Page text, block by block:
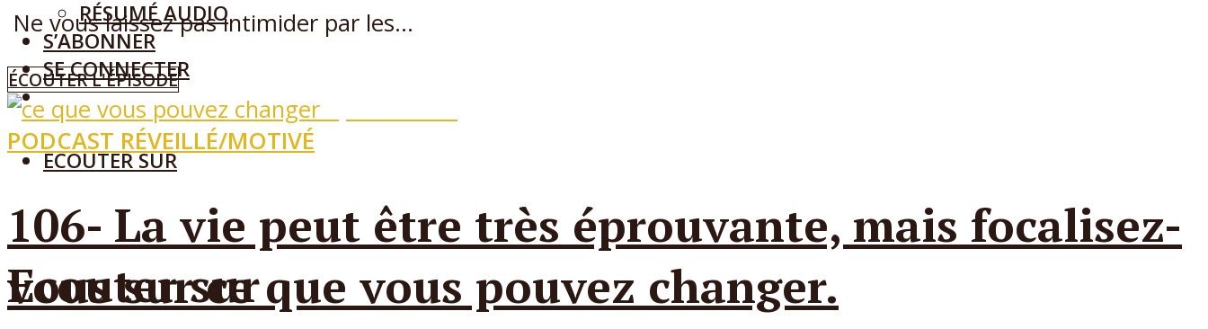
RÉSUMÉ AUDIO
S’ABONNER
SE CONNECTER
ECOUTER SUR
Ecouter sur
Ne vous laissez pas intimider par les...
ÉCOUTER L'ÉPISODE
PODCAST RÉVEILLÉ/MOTIVÉ
106- La vie peut être très éprouvante, mais focalisez-
vous sur ce que vous pouvez changer.